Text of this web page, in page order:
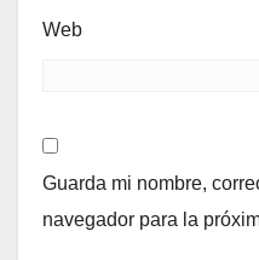
Web
Guarda mi nombre,
navegador para la